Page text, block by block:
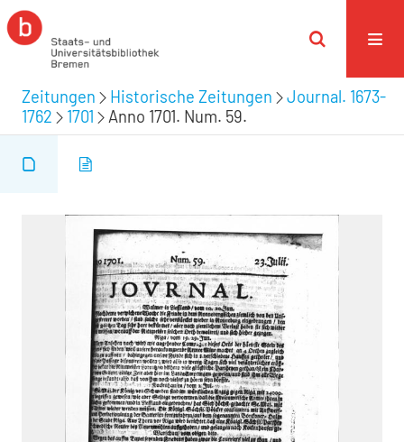
Zeitungen Historische Zeitungen
Journal. 1673-
1762
1701 Anno 1701. Num. 59.